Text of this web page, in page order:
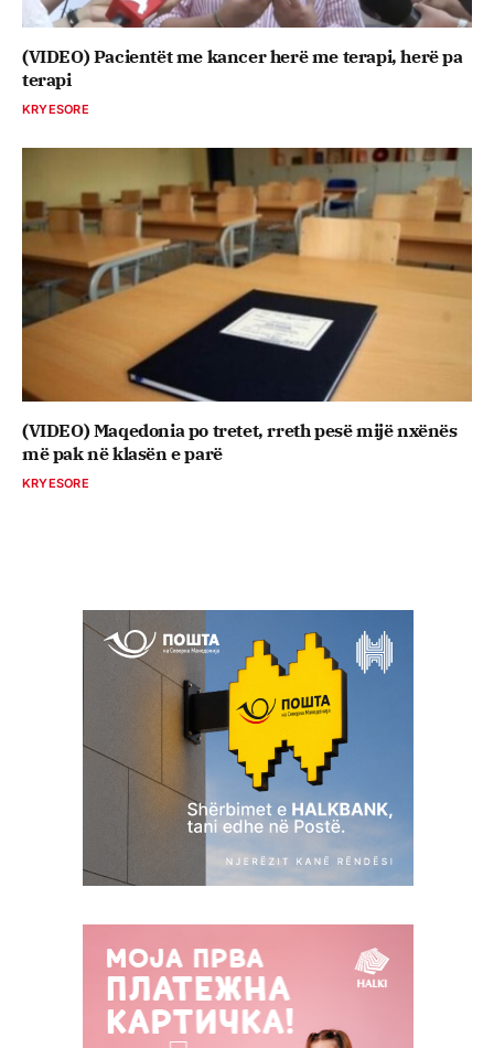
(VIDEO) Pacientët me kancer herë me terapi, herë pa
terapi
KRYESORE
(VIDEO) Maqedonia po tretet, rreth pesë mijë nxënës
më pak në klasën e parë
KRYESORE